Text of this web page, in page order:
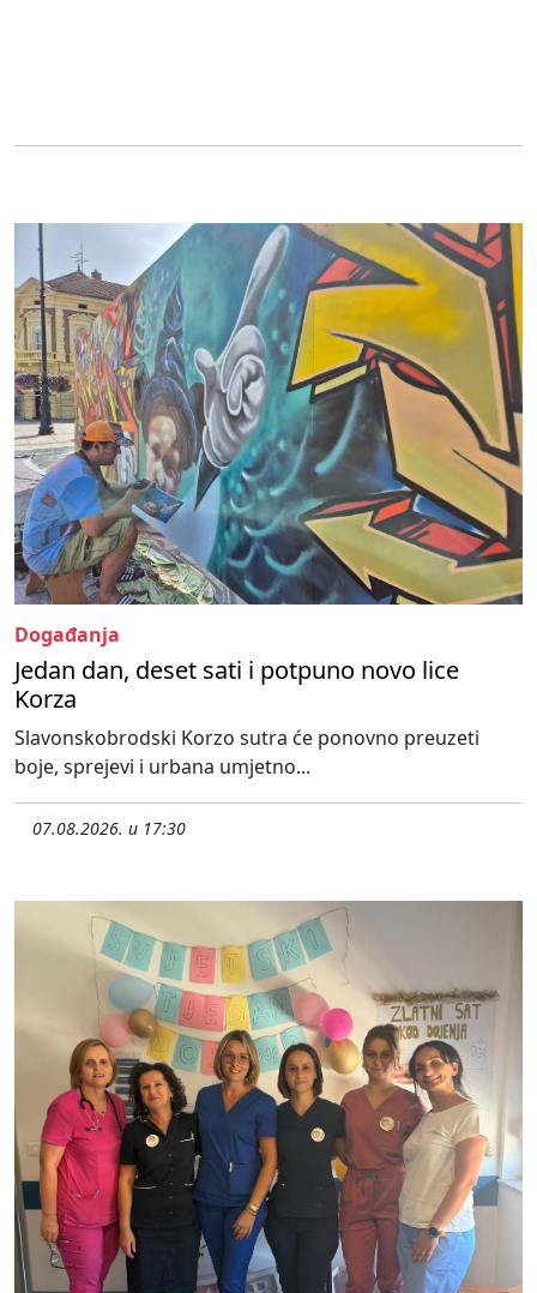
Događanja
Jedan dan, deset sati i potpuno novo lice
Korza
Slavonskobrodski Korzo sutra će ponovno preuzeti
boje, sprejevi i urbana umjetno...
07.08.2026. u 17:30